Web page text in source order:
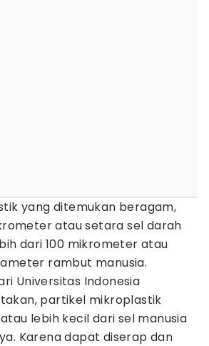
yang ditemukan beragam,
atau setara sel darah
dari 100 mikrometer atau
rambut manusia.
Universitas Indonesia
partikel mikroplastik
lebih kecil dari sel manusia
Karena dapat diserap dan